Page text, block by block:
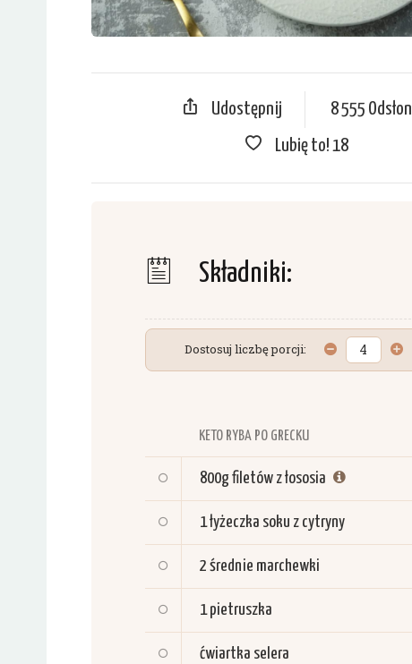
Udostępnij 8 555 Odsłon
Lubię to! 18
Składniki:
Dostosuj liczbę porcji:
KETO RYBA PO GRECKU
800gfiletów z łososia
1łyżeczka soku z cytryny
2 średnie marchewki
1 pietruszka
ćwiartka selera